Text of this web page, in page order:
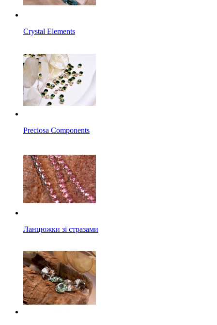
Crystal Elements
Preciosa Components
Ланцюжки зі стразами